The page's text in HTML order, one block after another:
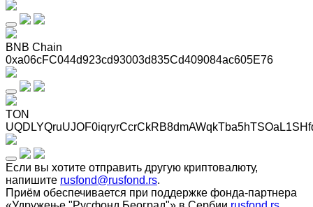
BNB Chain
0xa06cFC044d923cd93003d835Cd409084ac605E76
TON
Если вы хотите отправить другую криптовалюту,
напишите rusfond@rusfond.rs.
Приём обеспечивается при поддержке фонда-партнера